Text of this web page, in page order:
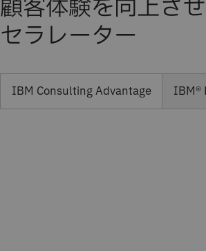
顧客体験を向上さ
セラレーター
IBM Consulting Advantage IBM®